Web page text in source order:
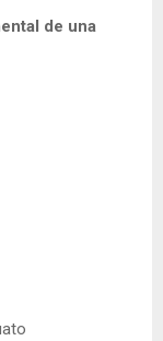
de una